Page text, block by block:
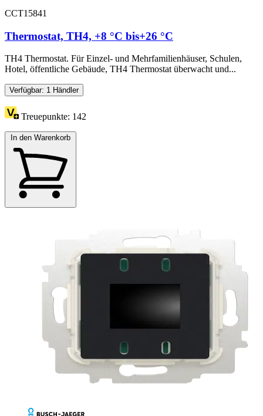
CCT15841
Thermostat, TH4, +8 °C bis+26 °C
TH4 Thermostat. Für Einzel- und Mehrfamilienhäuser, Schulen,
Hotel, öffentliche Gebäude, TH4 Thermostat überwacht und...
Verfügbar: 1 Händler
Treuepunkte: 142
In den Warenkorb